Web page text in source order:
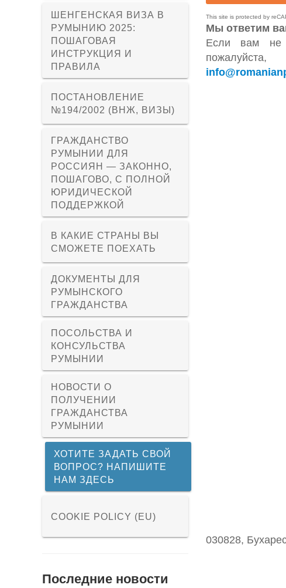
This site is protected by
Мы ответим
Если вам не
030828,
ШЕНГЕНСКАЯ ВИЗА В
РУМЫНИЮ 2025:
ПОШАГОВАЯ
ИНСТРУКЦИЯ И
ПРАВИЛА
ПОСТАНОВЛЕНИЕ
№194/2002 (ВНЖ, ВИЗЫ)
ГРАЖДАНСТВО
РУМЫНИИ ДЛЯ
РОССИЯН — ЗАКОННО,
ПОШАГОВО, С ПОЛНОЙ
ЮРИДИЧЕСКОЙ
ПОДДЕРЖКОЙ
В КАКИЕ СТРАНЫ ВЫ
СМОЖЕТЕ ПОЕХАТЬ
ДОКУМЕНТЫ ДЛЯ
РУМЫНСКОГО
ГРАЖДАНСТВА
ПОСОЛЬСТВА И
КОНСУЛЬСТВА
РУМЫНИИ
НОВОСТИ О
ПОЛУЧЕНИИ
ГРАЖДАНСТВА
РУМЫНИИ
ХОТИТЕ ЗАДАТЬ СВОЙ
ВОПРОС? НАПИШИТЕ
НАМ ЗДЕСЬ
COOKIE POLICY (EU)
Последние новости